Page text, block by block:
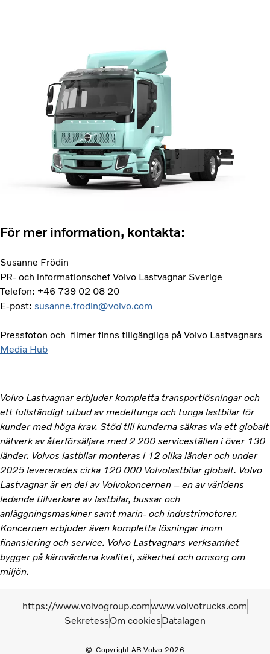
För mer information, kontakta:
Susanne Frödin
PR- och informationschef Volvo Lastvagnar Sverige
Telefon: +46 739 02 08 20
E-post: susanne.frodin@volvo.com
Pressfoton och filmer finns tillgängliga på Volvo Lastvagnars
Media Hub
Volvo Lastvagnar erbjuder kompletta transportlösningar och
ett fullständigt utbud av medeltunga och tunga lastbilar för
kunder med höga krav. Stöd till kunderna säkras via ett globalt
nätverk av återförsäljare med 2 200 serviceställen i över 130
länder. Volvos lastbilar monteras i 12 olika länder och under
2025 levererades cirka 120 000 Volvolastbilar globalt. Volvo
Lastvagnar är en del av Volvokoncernen – en av världens
ledande tillverkare av lastbilar, bussar och
anläggningsmaskiner samt marin- och industrimotorer.
Koncernen erbjuder även kompletta lösningar inom
finansiering och service. Volvo Lastvagnars verksamhet
bygger på kärnvärdena kvalitet, säkerhet och omsorg om
miljön.
Copyright AB Volvo 2026
https://www.volvogroup.comwww.volvotrucks.com
SekretessOm cookiesDatalagen